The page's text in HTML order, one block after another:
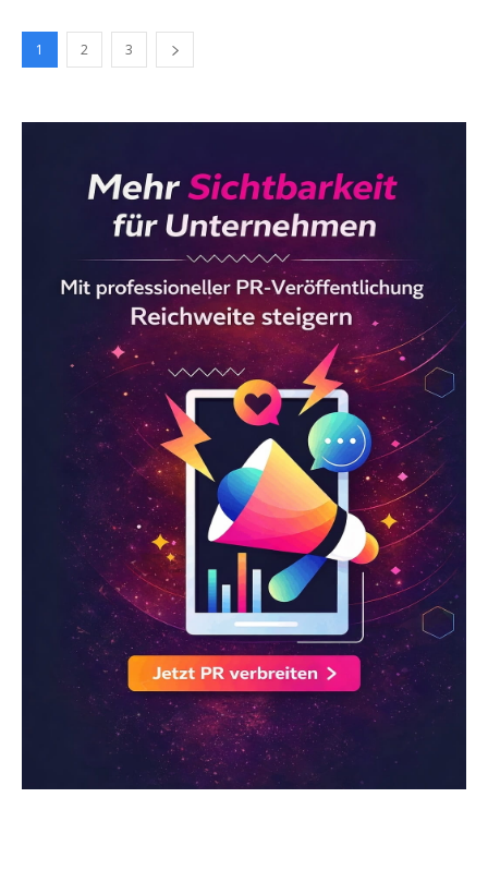
1 2 3